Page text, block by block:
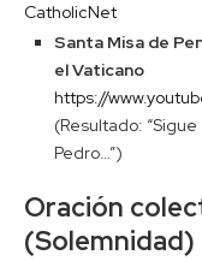
CatholicNet
Santa Misa de
el Vaticano
https://
(Resultado:
Pedro…”)
Oración
(Solemnidad)